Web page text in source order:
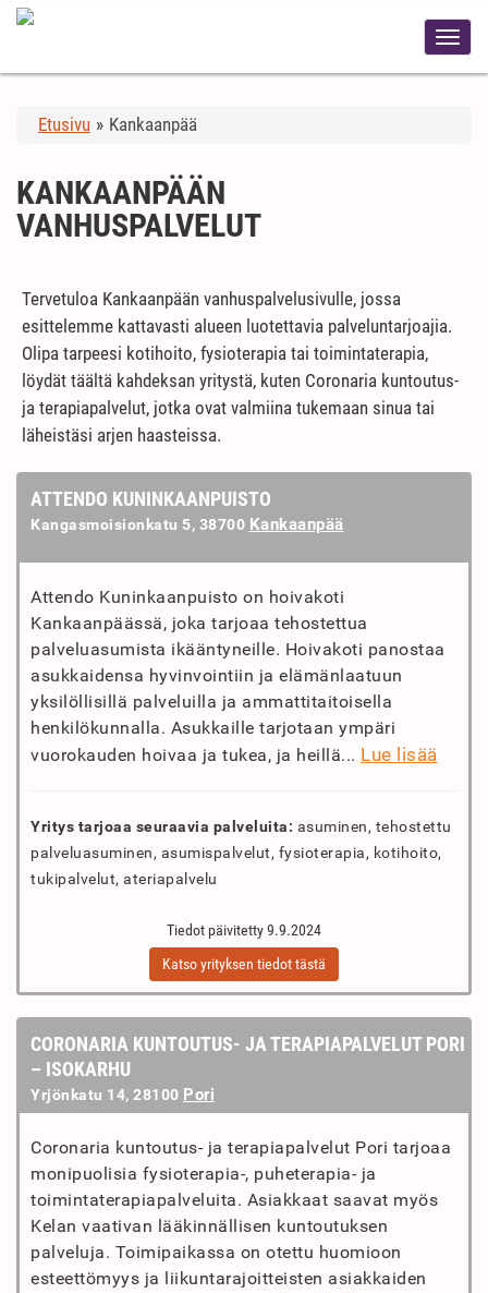
Etusivu » Kankaanpää
KANKAANPÄÄN
VANHUSPALVELUT
Tervetuloa Kankaanpään vanhuspalvelusivulle, jossa
esittelemme kattavasti alueen luotettavia palveluntarjoajia.
Olipa tarpeesi kotihoito, fysioterapia tai toimintaterapia,
löydät täältä kahdeksan yritystä, kuten Coronaria kuntoutus-
ja terapiapalvelut, jotka ovat valmiina tukemaan sinua tai
läheistäsi arjen haasteissa.
ATTENDO KUNINKAANPUISTO
Kangasmoisionkatu 5, 38700 Kankaanpää
Attendo Kuninkaanpuisto on hoivakoti
Kankaanpäässä, joka tarjoaa tehostettua
palveluasumista ikääntyneille. Hoivakoti panostaa
asukkaidensa hyvinvointiin ja elämänlaatuun
yksilöllisillä palveluilla ja ammattitaitoisella
henkilökunnalla. Asukkaille tarjotaan ympäri
vuorokauden hoivaa ja tukea, ja heillä... Lue lisää
Yritys tarjoaa seuraavia palveluita: asuminen, tehostettu
palveluasuminen, asumispalvelut, fysioterapia, kotihoito,
tukipalvelut, ateriapalvelu
Tiedot päivitetty 9.9.2024
Katso yrityksen tiedot tästä
CORONARIA KUNTOUTUS- JA TERAPIAPALVELUT PORI
– ISOKARHU
Yrjönkatu 14, 28100 Pori
Coronaria kuntoutus- ja terapiapalvelut Pori tarjoaa
monipuolisia fysioterapia-, puheterapia- ja
toimintaterapiapalveluita. Asiakkaat saavat myös
Kelan vaativan lääkinnällisen kuntoutuksen
palveluja. Toimipaikassa on otettu huomioon
esteettömyys ja liikuntarajoitteisten asiakkaiden